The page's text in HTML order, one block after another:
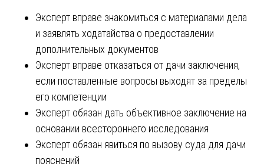
Эксперт вправе знакомиться с материалами дела
и заявлять ходатайства о предоставлении
дополнительных документов
Эксперт вправе отказаться от дачи заключения,
если поставленные вопросы выходят за пределы
его компетенции
Эксперт обязан дать объективное заключение на
основании всестороннего исследования
Эксперт обязан явиться по вызову суда для дачи
пояснений